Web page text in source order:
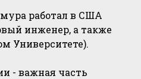
работал в США
инженер, а также
Университете).
- важная часть